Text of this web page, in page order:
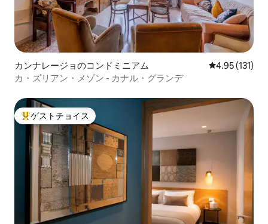
カンナレージョのコンドミニアム レビュー131
4.95 (131)
カ・ズリアン・メゾン - カナル・グランデ
大好評のゲストチョイスです。
ゲストチョイス